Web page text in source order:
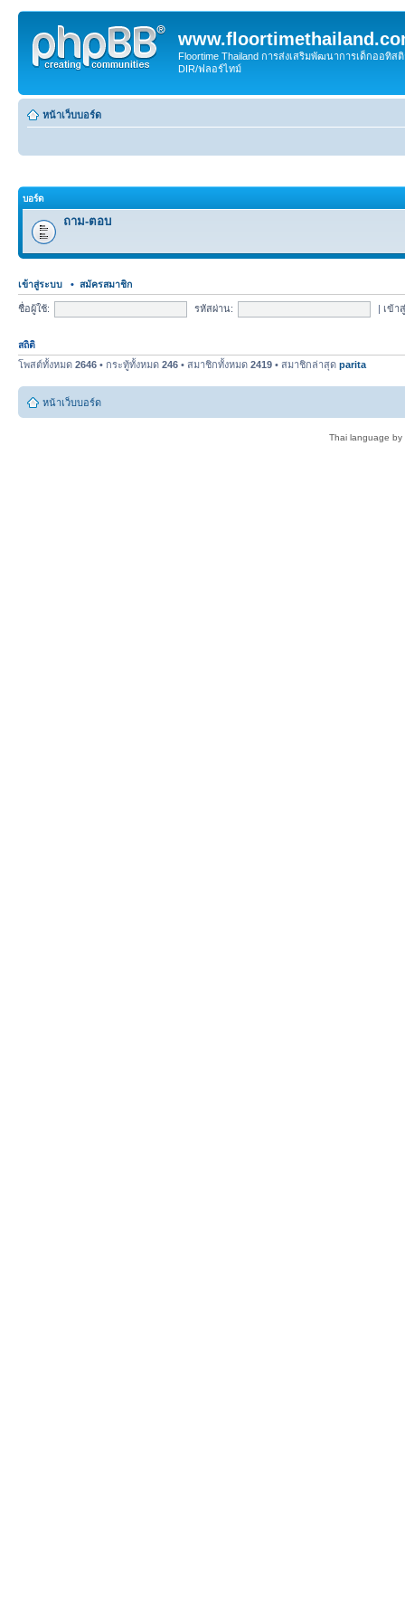
Floortime Thailand การส่งเสริมพัฒนาการเด็กออทิ
DIR/ฟลอร์ไทม์
หน้าเว็บบอร์ด
บอร์ด
ถาม-ตอบ
เข้าสู่ระบบ • สมัครสมาชิก
ชื่อผู้ใช้: รหัสผ่าน: | เข้า
สถิติ
โพสต์ทั้งหมด 2646 • กระทู้ทั้งหมด 246 • สมาชิกทั้งหมด 2419 • สมาชิกล่าสุด parita
หน้าเว็บบอร์ด
Thai language by